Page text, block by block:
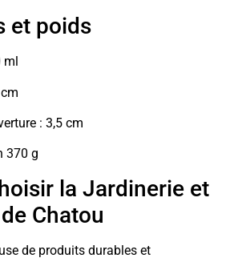
et poids
: 3,5 cm
370 g
la Jardinerie et
Chatou
de produits durables et